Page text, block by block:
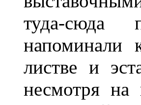
туда-сюда
напоминали
листве и
несмотря на